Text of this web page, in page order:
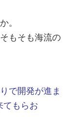
。
もそも海流の
で開発が進ま
てもらお